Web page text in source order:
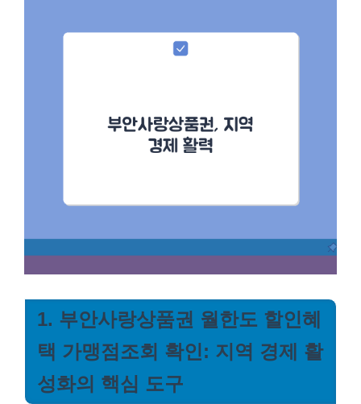
1. 부안사랑상품권 월한도 할인혜
택 가맹점조회 확인: 지역 경제 활
성화의 핵심 도구